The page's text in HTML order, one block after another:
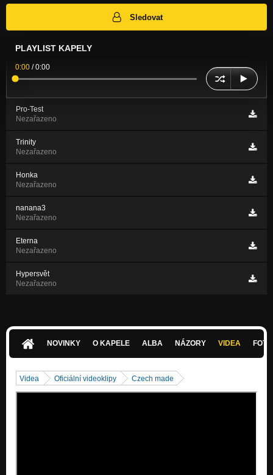
Sledovat
PLAYLIST KAPELY
0:00 /0:00
Pro-Test
Nezařazeno
Trinity
Nezařazeno
Honka
Nezařazeno
nanana3
Nezařazeno
Eterna
Nezařazeno
Hypersvět
Nezařazeno
NOVINKY O KAPELE ALBA NÁZORY VIDEA
Videa Oficiální videoklipy Czech made